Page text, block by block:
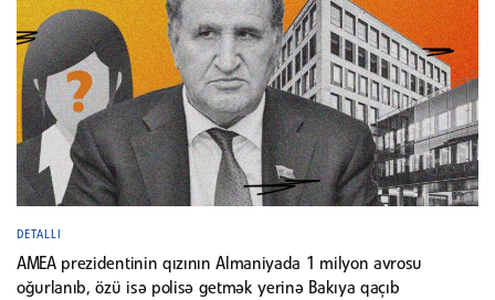
DETALLI
AMEA prezidentinin qızının Almaniyada 1 milyon avrosu
oğurlanıb, özü isə polisə getmək yerinə Bakıya qaçıb